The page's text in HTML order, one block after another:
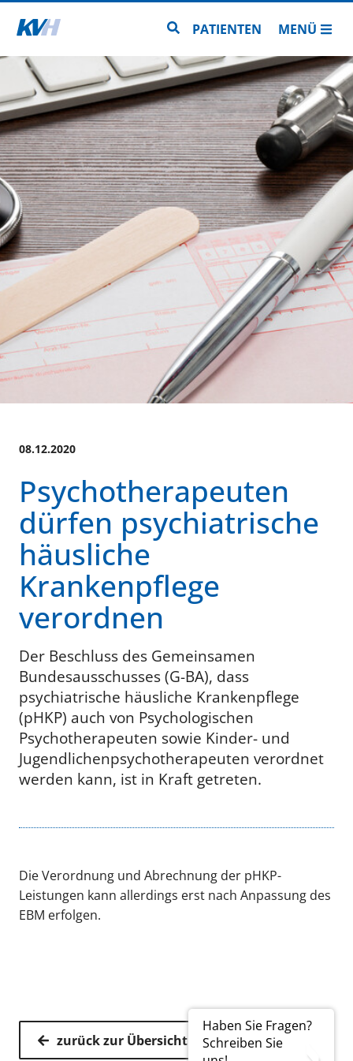
Zur Startseite Zur Seitensuche
PATIENTEN MENÜ
Haben Sie Fragen?
Schreiben Sie
08.12.2020
Psychotherapeuten
dürfen psychiatrische
häusliche
Krankenpflege
verordnen
Der Beschluss des Gemeinsamen
Bundesausschusses (G-BA), dass
psychiatrische häusliche Krankenpflege
(pHKP) auch von Psychologischen
Psychotherapeuten sowie Kinder- und
Jugendlichenpsychotherapeuten verordnet
werden kann, ist in Kraft getreten.
Die Verordnung und Abrechnung der pHKP-
Leistungen kann allerdings erst nach Anpassung des
EBM erfolgen.
zurück zur Übersicht